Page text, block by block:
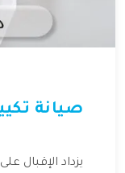
صيانة
يزداد الإقبال